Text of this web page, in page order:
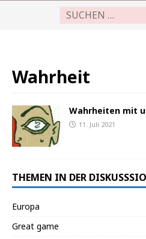
Wahrheit
Wahrheiten mit
11. Juli 2021
THEMEN IN DER
Europa
Great game